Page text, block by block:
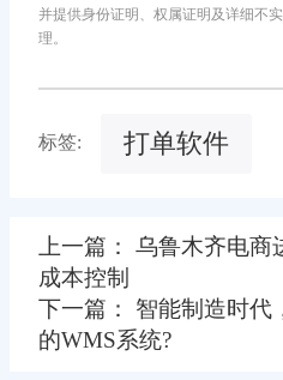
并提供身份证明、权属证明及详细不
理。
标签: 打单软件
上一篇： 乌鲁木齐电商
成本控制
下一篇： 智能制造时代
的WMS系统?